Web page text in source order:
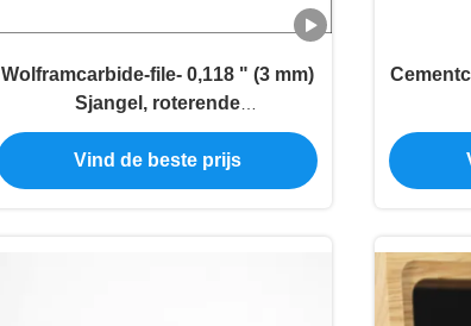
Wolframcarbide-file- 0,118 " (3 mm)
Sjangel, roterende
gereedschapssnijden
Vind de beste prijs